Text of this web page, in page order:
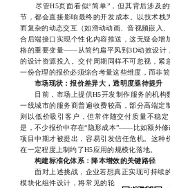
尽管H5页面看似“简单”，但其背后涉及的
节，都会直接影响最终的开发成本。以技术栈
而复杂的动态交互（如滑动动画、音视频嵌入
合后端接口实现个性化内容推送，这无疑会
格的重要变量——从简约扁平风到3D动效设计
的设计资源投入。交付周期同样不可忽视，
一份合理的报价必须综合考量这些维度，而非
市场现状：报价差异大，透明度亟待提升
目前，市场上提供H5开发制作服务的机构
一线城市的服务商普遍收费较高，部分高端
则以低价吸引客户，但常伴随交付质量不稳
是，不少报价中存在“隐形成本”——比如额外
项目中期才被提出，容易引发信任危机。这
在一定程度上制约了H5应用的规模化落地。
构建标准化体系：降本增效的关键路径
面对上述挑战，企业若想真正实现可持续
模块化组件设计，将常见的轮播图、表单验